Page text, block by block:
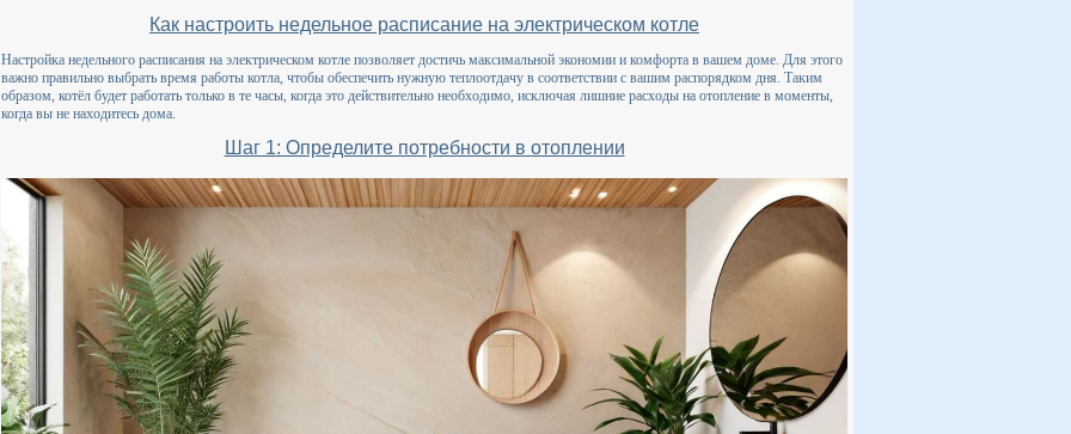
Как настроить недельное расписание на электрическом котле
Настройка недельного расписания на электрическом котле позволяет достичь максимальной экономии и комфорта в вашем доме. Для этого
важно правильно выбрать время работы котла, чтобы обеспечить нужную теплоотдачу в соответствии с вашим распорядком дня. Таким
образом, котёл будет работать только в те часы, когда это действительно необходимо, исключая лишние расходы на отопление в моменты,
когда вы не находитесь дома.
Шаг 1: Определите потребности в отоплении